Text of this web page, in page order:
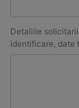
Detaliile
identificare, date